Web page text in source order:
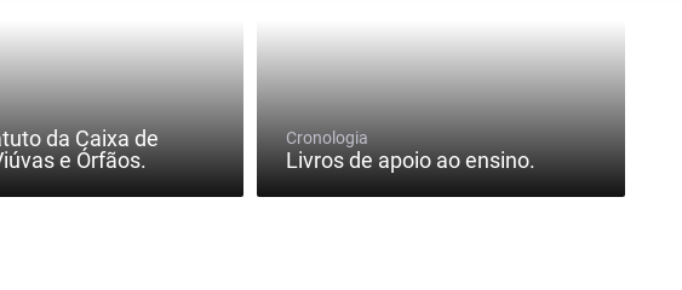
da Caixa de
e Órfãos.
Cronologia
Livros de apoio ao ensino.